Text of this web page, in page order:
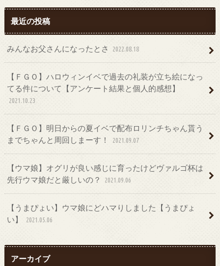
最近の投稿
みんなお父さんになったとさ 2022.08.18
【ＦＧＯ】ハロウィンイベで過去の礼装が立ち絵になっ
てる件について【アンケート結果と個人的感想】
2021.10.23
【ＦＧＯ】明日からの夏イベで配布ロリンチちゃん貰う
までちゃんと周回しまーす！
2021.09.07
【ウマ娘】オグリが良い感じに育ったけどヴァルゴ杯は
先行ウマ娘だと厳しいの？
2021.09.06
【うまぴょい】ウマ娘にどハマりしました【うまぴょ
い】
2021.05.06
アーカイブ